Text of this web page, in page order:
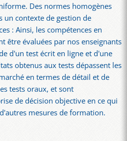
Des normes homogènes
un contexte de gestion de
: Ainsi, les compétences en
être évaluées par nos enseignants
d'un test écrit en ligne et d'une
obtenus aux tests dépassent les
en termes de détail et de
tests oraux, et sont
de décision objective en ce qui
mesures de formation.